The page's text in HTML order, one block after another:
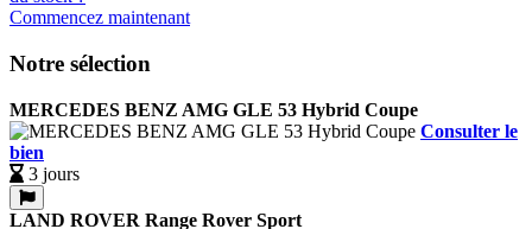
Commencez maintenant
Notre sélection
MERCEDES BENZ AMG GLE 53 Hybrid Coupe
Consulter le
bien
3 jours
LAND ROVER Range Rover Sport